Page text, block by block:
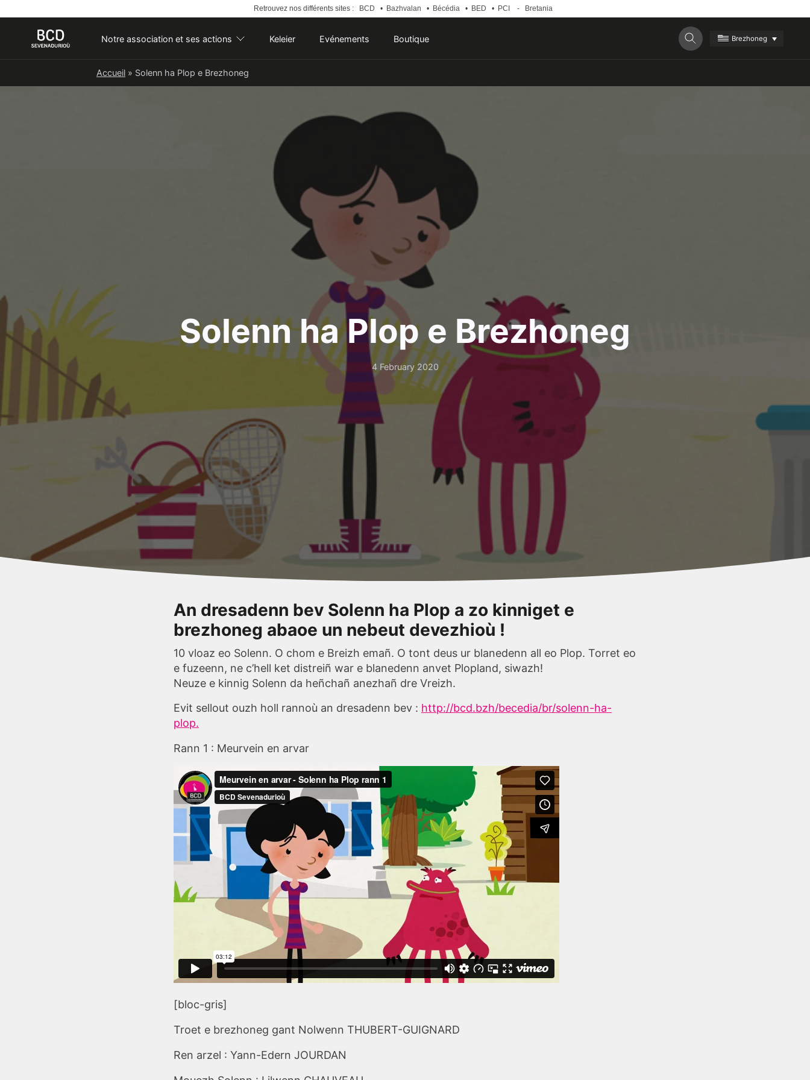
Retrouvez nos différents sites : BCD • Bazhvalan • Bécédia • BED • PCI - Bretania
Notre association et ses actions Keleier Evénements Boutique Brezhoneg
Accueil » Solenn ha Plop e Brezhoneg
Solenn ha Plop e Brezhoneg
4 February 2020
An dresadenn bev Solenn ha Plop a zo kinniget e
brezhoneg abaoe un nebeut devezhioù !
10 vloaz eo Solenn. O chom e Breizh emañ. O tont deus ur blanedenn all eo Plop. Torret eo
e fuzeenn, ne c’hell ket distreiñ war e blanedenn anvet Plopland, siwazh!
Neuze e kinnig Solenn da heñchañ anezhañ dre Vreizh.
Evit sellout ouzh holl rannoù an dresadenn bev : http://bcd.bzh/becedia/br/solenn-ha-
plop.
Rann 1 : Meurvein en arvar
[bloc-gris]
Troet e brezhoneg gant Nolwenn THUBERT-GUIGNARD
Ren arzel : Yann-Edern JOURDAN